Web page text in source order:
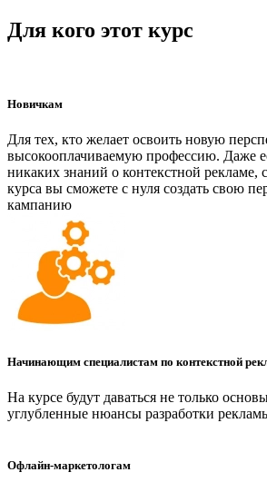
Для кого этот курс
Новичкам
Для тех, кто желает освоить новую
высокооплачиваемую профессию. Даже
никаких знаний о контекстной
курса вы сможете с нуля создать свою
кампанию
Начинающим специалистам по контекстной
На курсе будут даваться не только
углубленные нюансы разработки
Офлайн-маркетологам